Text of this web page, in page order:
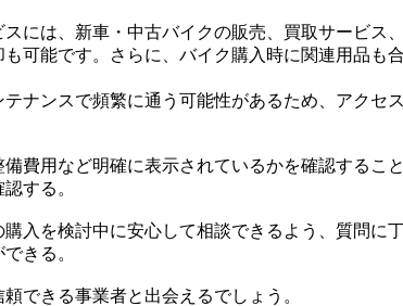
には、新車・中古バイクの販売、買取サービ
可能です。さらに、バイク購入時に関連用品も
ナンスで頻繁に通う可能性があるため、アク
費用など明確に表示されているかを確認する
する。
入を検討中に安心して相談できるよう、質問
きる。
できる事業者と出会えるでしょう。